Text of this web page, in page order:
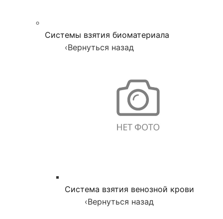
Системы взятия биоматериала
‹Вернуться назад
Система взятия венозной крови
‹Вернуться назад